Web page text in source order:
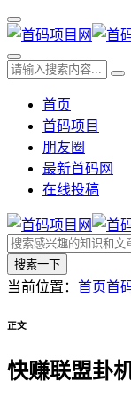
首页
首码项目
朋友圈
最新首码网
在线投稿
搜索一下
当前位置： 首页首
正文
快赚联盟卦